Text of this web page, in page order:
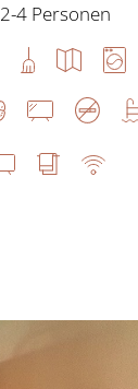
2-4 Personen